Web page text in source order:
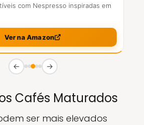
com Nespresso inspiradas em
Ver na Amazon
← →
Cafés Maturados
ser mais elevados